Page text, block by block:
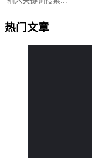
热门文章